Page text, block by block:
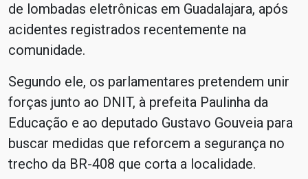
de lombadas eletrônicas em Guadalajara, após
acidentes registrados recentemente na
comunidade.
Segundo ele, os parlamentares pretendem unir
forças junto ao DNIT, à prefeita Paulinha da
Educação e ao deputado Gustavo Gouveia para
buscar medidas que reforcem a segurança no
trecho da BR-408 que corta a localidade.